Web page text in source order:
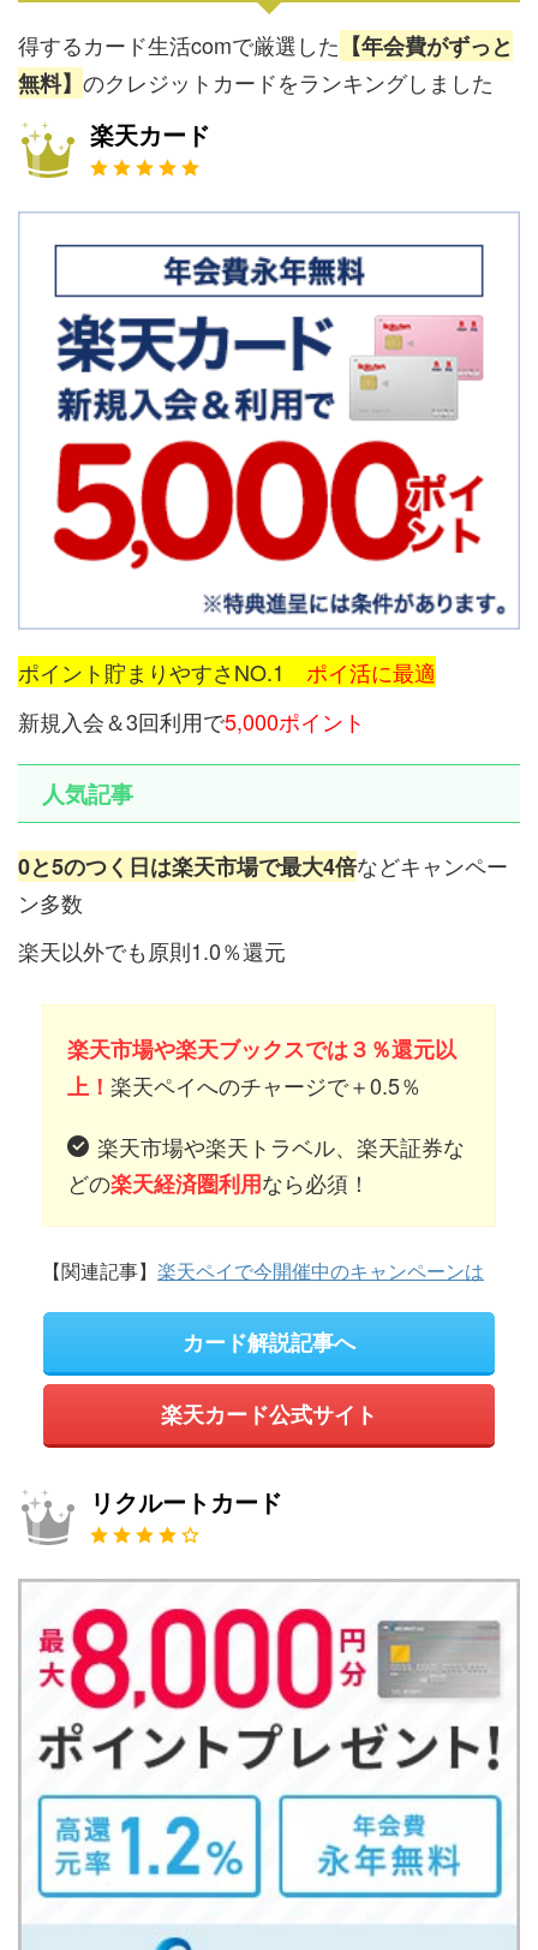
得するカード生活comで厳選した 【年会費がずっと
無料】 のクレジットカードをランキングしました
楽天カード
ポイント貯まりやすさNO.1 ポイ活に最適
新規入会＆3回利用で5,000ポイント
人気記事
0と5のつく日は楽天市場で最大4倍などキャンペー
ン多数
楽天以外でも原則1.0％還元
楽天市場や楽天ブックスでは３％還元以
上！ 楽天ペイへのチャージで＋0.5％
楽天市場や楽天トラベル、楽天証券な
どの楽天経済圏利用なら必須！
【関連記事】 楽天ペイで今開催中のキャンペーンは
カード解説記事へ
楽天カード公式サイト
リクルートカード